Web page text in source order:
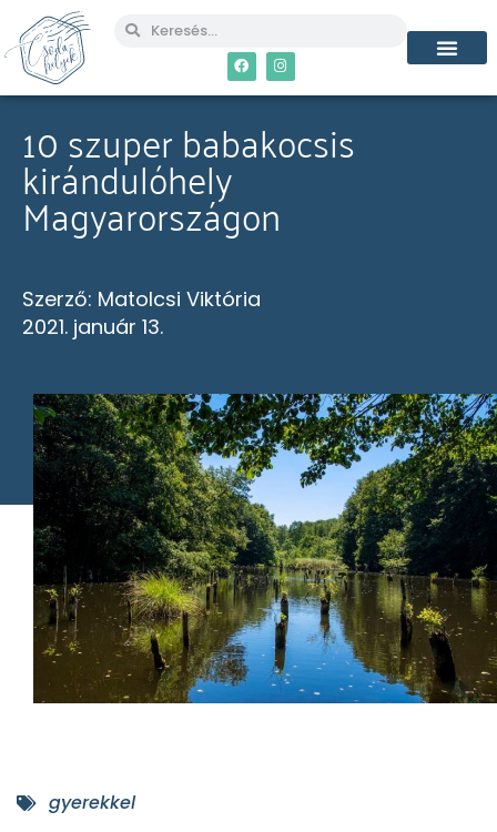
10 szuper babakocsis
kirándulóhely
Magyarországon
Szerző: Matolcsi Viktória
2021. január 13.
gyerekkel